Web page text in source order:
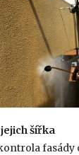
šířka